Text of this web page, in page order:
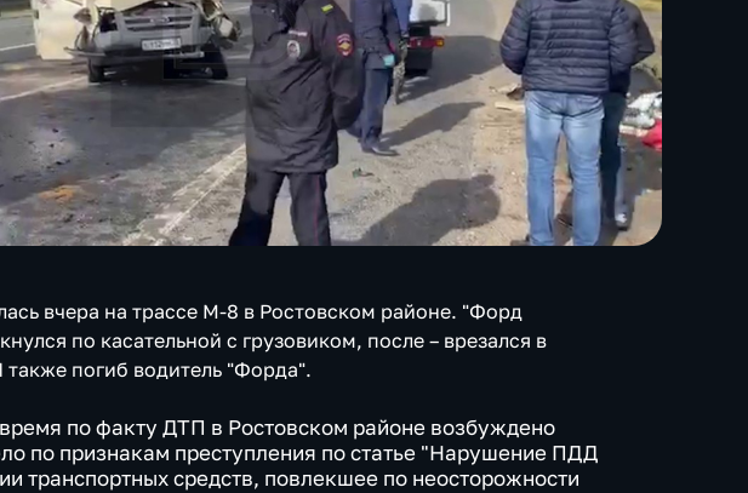
вчера на трассе М-8 в Ростовском районе. "Форд
по касательной с грузовиком, после – врезался в
погиб водитель "Форда".
по факту ДТП в Ростовском районе возбуждено
по признакам преступления по статье "Нарушение ПДД
транспортных средств, повлекшее по неосторожности